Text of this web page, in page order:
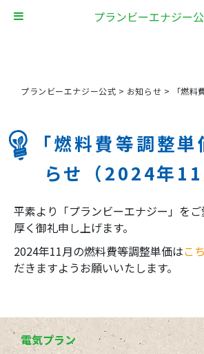
プランビーエナジー公式 > お知らせ >
「燃
「燃料費等調整
らせ（2024年11
平素より「プランビーエナジー」をご
厚く御礼申し上げます。
2024年11月の燃料費等調整単価はこ
だきますようお願いいたします。
電気プラン
プランビーエナジー